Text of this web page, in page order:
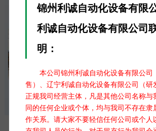
锦州利诚自动化设备有限
利诚自动化设备有限公司
明：
本公司锦州利诚自动化设备有限公司
售）、辽宁利诚自动化设备有限公司（研
正规我司经营主体，凡是其他公司名称与
同的任何企业或个体，均与我司不存在隶
作关系。请大家不要轻信任何公司或个人